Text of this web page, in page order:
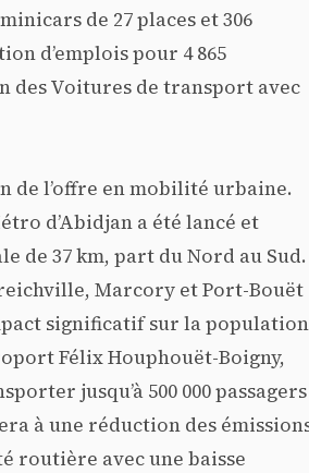
de 27 places et 306
d’emplois pour 4 865
des Voitures de transport avec
de l’offre en mobilité urbaine.
d’Abidjan a été lancé et
de 37 km, part du Nord au Sud.
Marcory et Port-Bouët
significatif sur la population
Félix Houphouët-Boigny,
jusqu’à 500 000 passagers
à une réduction des
routière avec une baisse